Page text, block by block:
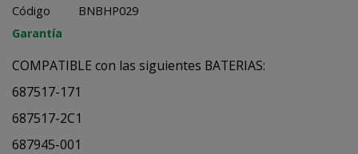
Código
BNBHP029
Garantía
COMPATIBLE con las siguientes BATERIAS:
687517-171
687517-2C1
687945-001